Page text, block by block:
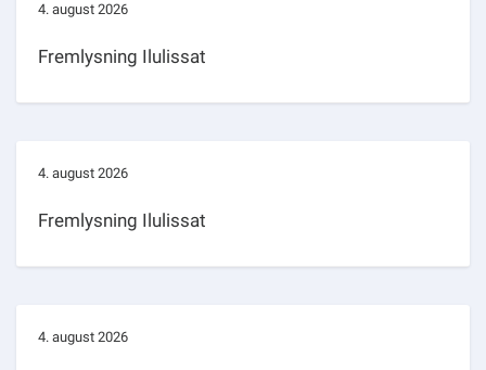
4. august 2026
Fremlysning Ilulissat
4. august 2026
Fremlysning Ilulissat
4. august 2026